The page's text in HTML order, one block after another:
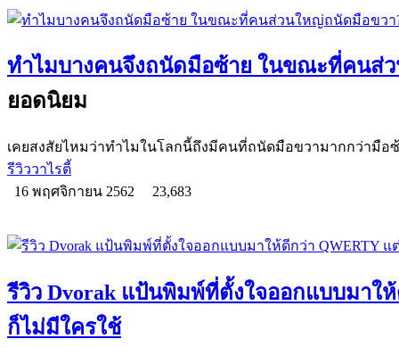
ทำไมบางคนจึงถนัดมือซ้าย ในขณะที่คนส่
ยอดนิยม
เคยสงสัยไหมว่าทำไมในโลกนี้ถึงมีคนที่ถนัดมือขวามากกว่ามือ
รีวิววาไรตี้
16 พฤศจิกายน 2562
23,683
รีวิว Dvorak แป้นพิมพ์ที่ตั้งใจออกแบบมาใ
ก็ไม่มีใครใช้